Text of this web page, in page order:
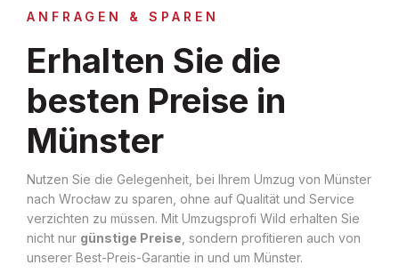
ANFRAGEN & SPAREN
Erhalten Sie die
besten Preise in
Münster
Nutzen Sie die Gelegenheit, bei Ihrem Umzug von Münster
nach Wrocław zu sparen, ohne auf Qualität und Service
verzichten zu müssen. Mit Umzugsprofi Wild erhalten Sie
nicht nur günstige Preise , sondern profitieren auch von
unserer Best-Preis-Garantie in und um Münster.